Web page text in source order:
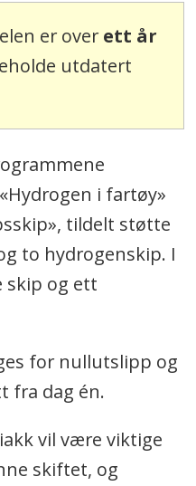
er over ett år
utdatert
i fartøy»
tildelt støtte
to hydrogenskip. I
skip og ett
for nullutslipp og
fra dag én.
vil være viktige
skiftet, og